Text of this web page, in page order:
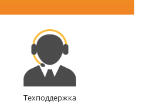
Техподдержка